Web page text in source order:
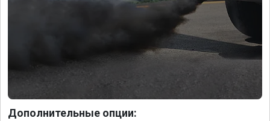
Дополнительные опции: